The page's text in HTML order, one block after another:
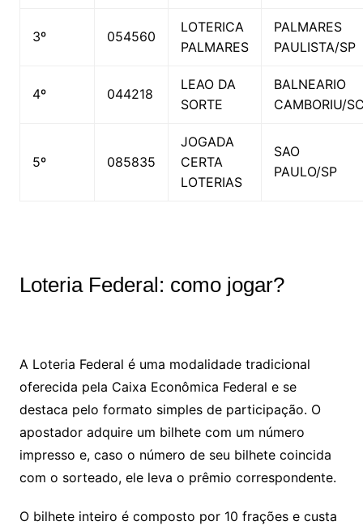
3º 054560
LOTERICA
PALMARES
PALMARES
PAULISTA/SP
4º 044218
LEAO DA
SORTE
BALNEARIO
CAMBORIU/
5º 085835
JOGADA
CERTA
LOTERIAS
SAO
PAULO/SP
Loteria Federal: como jogar?
A Loteria Federal é uma modalidade tradicional
oferecida pela Caixa Econômica Federal e se
destaca pelo formato simples de participação. O
apostador adquire um bilhete com um número
impresso e, caso o número de seu bilhete coincida
com o sorteado, ele leva o prêmio correspondente.
O bilhete inteiro é composto por 10 frações e custa